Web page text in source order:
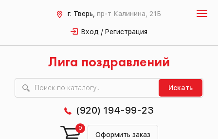
г. Тверь, пр-т Калинина, 21Б
Вход / Регистрация
Лига поздравлений
Искать
(920) 194-99-23
Оформить заказ
0